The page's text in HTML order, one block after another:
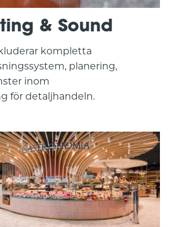
& Sound
kompletta
planering,
inom
för detaljhandeln.